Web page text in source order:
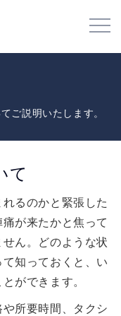
ご説明いたします。
て
るのかと緊張した
が来たかと焦って
ん。どのような状
知っておくと、い
ができます。
所要時間、タクシ